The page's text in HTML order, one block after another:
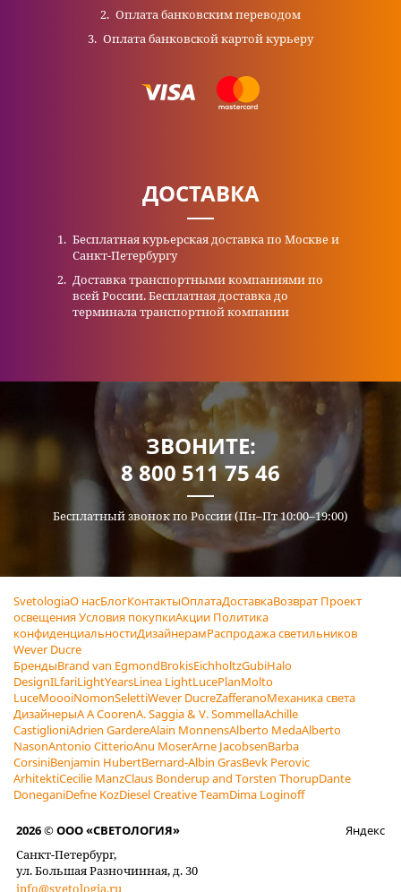
Оплата банковским переводом
Оплата банковской картой курьеру
ДОСТАВКА
Бесплатная курьерская доставка по Москве и
Санкт-Петербургу
Доставка транспортными компаниями по
всей России. Бесплатная доставка до
терминала транспортной компании
ЗВОНИТЕ:
8 800 511 75 46
Бесплатный звонок по России (Пн–Пт 10:00–19:00)
SvetologiaО насБлогКонтактыОплатаДоставкаВозврат Проект
освещенияУсловия покупкиАкции Политика
конфиденциальностиДизайнерамРаспродажа светильников
Wever Ducre
БрендыBrand van EgmondBrokisEichholtzGubiHalo
DesignILfariLightYearsLinea LightLucePlanMolto
LuceMoooiNomonSelettiWever DucreZafferanoМеханика света
ДизайнерыA A CoorenA. Saggia & V. SommellaAchille
CastiglioniAdrien GardereAlain MonnensAlberto MedaAlberto
NasonAntonio CitterioAnu MoserArne JacobsenBarba
CorsiniBenjamin HubertBernard-Albin GrasBevk Perovic
ArhitektiCecilie ManzClaus Bonderup and Torsten ThorupDante
DoneganiDefne KozDiesel Creative TeamDima Loginoff
2026 © ООО «СВЕТОЛОГИЯ»
Санкт-Петербург,
ул. Большая Разночинная, д. 30
info@svetologia.ru
Яндекс